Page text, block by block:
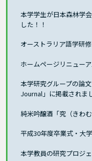
本学学生が日本森林学
した！！
オーストラリア語学研
ホームページリニュー
本学研究グループの論
Journal」に掲載されま
純米吟醸酒「究（きわ
平成30年度卒業式・大
本学教員の研究プロジ